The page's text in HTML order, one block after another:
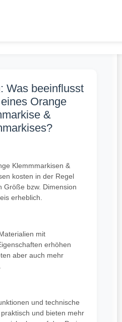
Was beeinflusst
Orange
&
Klemmmarkisen &
kosten in der Regel
Größe bzw. Dimension
erheblich.
mit
erhöhen
aber auch mehr
und technische
und bieten mehr